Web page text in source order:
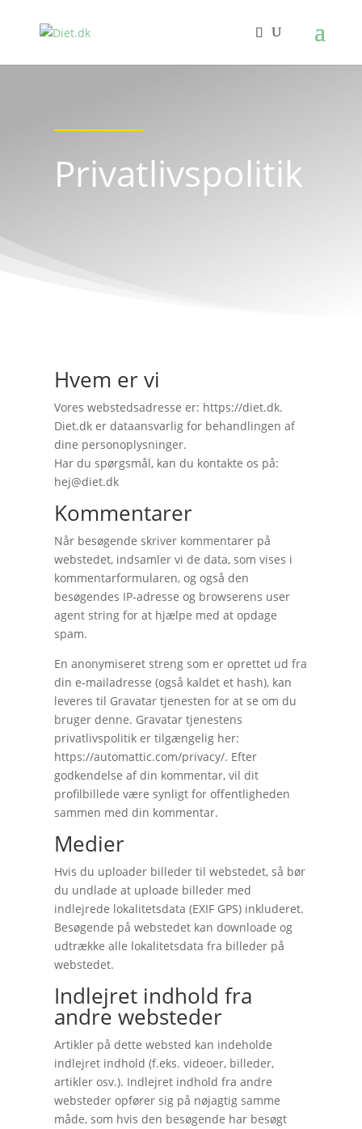
Privatlivspolitik
Hvem er vi
Vores webstedsadresse er: https://diet.dk.
Diet.dk er dataansvarlig for behandlingen af
dine personoplysninger.
Har du spørgsmål, kan du kontakte os på:
hej@diet.dk
Kommentarer
Når besøgende skriver kommentarer på
webstedet, indsamler vi de data, som vises i
kommentarformularen, og også den
besøgendes IP-adresse og browserens user
agent string for at hjælpe med at opdage
spam.
En anonymiseret streng som er oprettet ud fra
din e-mailadresse (også kaldet et hash), kan
leveres til Gravatar tjenesten for at se om du
bruger denne. Gravatar tjenestens
privatlivspolitik er tilgængelig her:
https://automattic.com/privacy/. Efter
godkendelse af din kommentar, vil dit
profilbillede være synligt for offentligheden
sammen med din kommentar.
Medier
Hvis du uploader billeder til webstedet, så bør
du undlade at uploade billeder med
indlejrede lokalitetsdata (EXIF GPS) inkluderet.
Besøgende på webstedet kan downloade og
udtrække alle lokalitetsdata fra billeder på
webstedet.
Indlejret indhold fra
andre websteder
Artikler på dette websted kan indeholde
indlejret indhold (f.eks. videoer, billeder,
artikler osv.). Indlejret indhold fra andre
websteder opfører sig på nøjagtig samme
måde, som hvis den besøgende har besøgt